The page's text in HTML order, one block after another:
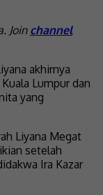
Join channel
akhirnya
Lumpur dan
yang
Liyana Megat
setelah
Ira Kazar